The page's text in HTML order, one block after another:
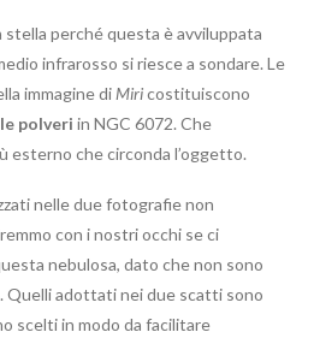
stella perché questa è avviluppata
infrarosso si riesce a sondare. Le
immagine di Miricostituiscono
polveri in NGC 6072. Che
esterno che circonda l’oggetto.
nelle due fotografie non
con i nostri occhi se ci
nebulosa, dato che non sono
Quelli adottati nei due scatti sono
scelti in modo da facilitare